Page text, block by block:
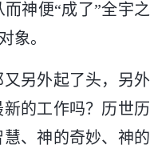
神便“成了”全宇之
象。
另外起了头，另外
的工作吗？历世历
、神的奇妙、神的